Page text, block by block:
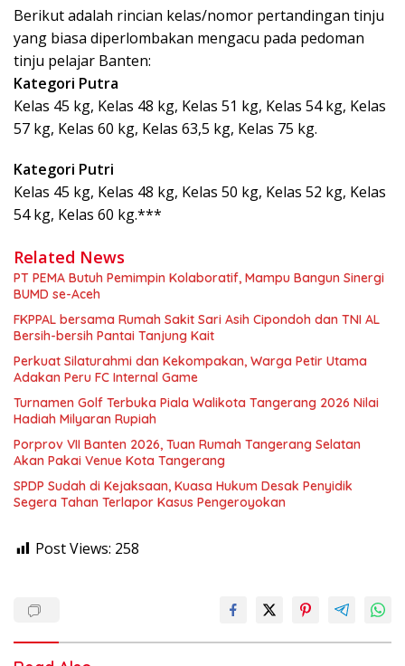
Berikut adalah rincian kelas/nomor pertandingan tinju
yang biasa diperlombakan mengacu pada pedoman
tinju pelajar Banten:
Kategori Putra
Kelas 45 kg, Kelas 48 kg, Kelas 51 kg, Kelas 54 kg, Kelas
57 kg, Kelas 60 kg, Kelas 63,5 kg, Kelas 75 kg.
Kategori Putri
Kelas 45 kg, Kelas 48 kg, Kelas 50 kg, Kelas 52 kg, Kelas
54 kg, Kelas 60 kg.***
Related News
PT PEMA Butuh Pemimpin Kolaboratif, Mampu Bangun Sinergi
BUMD se-Aceh
FKPPAL bersama Rumah Sakit Sari Asih Cipondoh dan TNI AL
Bersih-bersih Pantai Tanjung Kait
Perkuat Silaturahmi dan Kekompakan, Warga Petir Utama
Adakan Peru FC Internal Game
Turnamen Golf Terbuka Piala Walikota Tangerang 2026 Nilai
Hadiah Milyaran Rupiah
Porprov VII Banten 2026, Tuan Rumah Tangerang Selatan
Akan Pakai Venue Kota Tangerang
SPDP Sudah di Kejaksaan, Kuasa Hukum Desak Penyidik
Segera Tahan Terlapor Kasus Pengeroyokan
Post Views: 258